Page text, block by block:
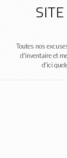
Toutes nos
d'inventaire et
d'ici